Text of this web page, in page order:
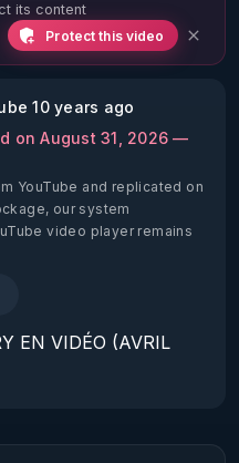
its content
Protect this video
10 years ago
on August 31, 2026 —
YouTube and replicated on
our system
video player remains
EN VIDÉO (AVRIL